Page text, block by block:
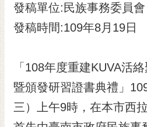
市民互動
黃
偉
發稿單位:民族事務委員會
發稿時間:109年8月19日
「108年度重建KUVA活
暨頒發研習證書典禮」
三）上午9時，在本市西